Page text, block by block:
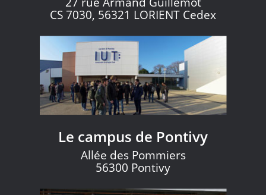
CS 7030, 56321 LORIENT Cedex
Le campus de Pontivy
Allée des Pommiers
56300 Pontivy